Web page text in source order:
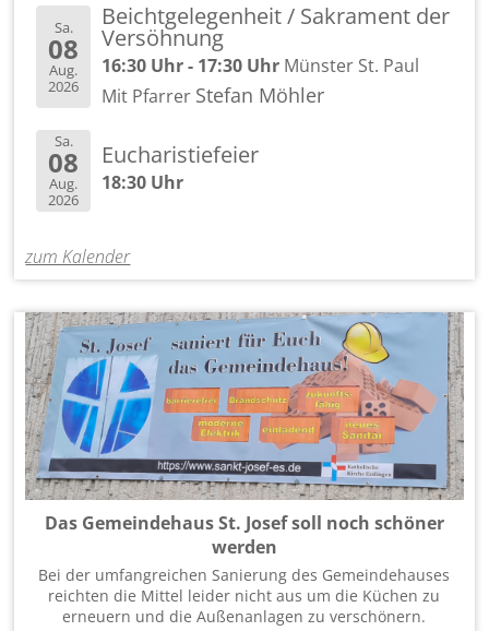
Sa.
08
Aug.
2026
Beichtgelegenheit / Sakrament der
Versöhnung
16:30 Uhr - 17:30 Uhr Münster St. Paul
Mit Pfarrer Stefan Möhler
Sa.
08
Aug.
2026
Eucharistiefeier
18:30 Uhr
zum Kalender
Das Gemeindehaus St. Josef soll noch schöner
werden
Bei der umfangreichen Sanierung des Gemeindehauses
reichten die Mittel leider nicht aus um die Küchen zu
erneuern und die Außenanlagen zu verschönern.